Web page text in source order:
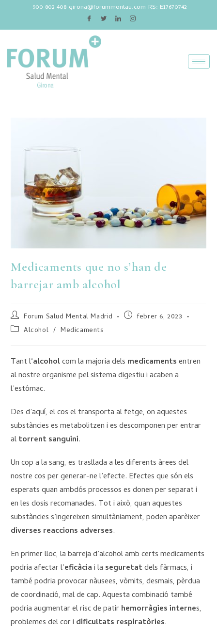
900 802 408 girona@forummontau.com RS: E17670742
Medicaments que no s’han de
barrejar amb alcohol
Forum Salud Mental Madrid
febrer 6, 2023
Alcohol / Medicaments
Tant l‘alcoholcom la majoria dels medicamentsentren
al nostre organisme pel sistema digestiu i acaben a
l’estómac.
Des d’aquí, el cos el transporta al fetge, on aquestes
substàncies es metabolitzen i es descomponen per entrar
altorrent sanguini.
Un cop a la sang, es trasllada a les diferents àrees del
nostre cos per generar-ne l’efecte. Efectes que són els
esperats quan ambdós processos es donen per separat i
en les dosis recomanades. Tot i això, quan aquestes
substàncies s’ingereixen simultàniament, poden aparèixer
diverses reaccions adverses.
En primer lloc, la barreja d’alcohol amb certs medicaments
podria afectar l’eficàciai la seguretatdels fàrmacs, i
també podria provocar nàusees, vòmits, desmais, pèrdua
de coordinació, mal de cap. Aquesta combinació també
podria augmentar el risc de patirhemorràgies internes,
problemes del cor i dificultats respiratòries.